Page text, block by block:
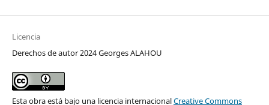
Licencia
Derechos de autor 2024 Georges ALAHOU
Esta obra está bajo una licencia internacionalCreative Commons